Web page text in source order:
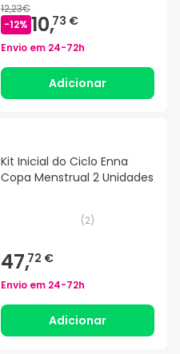
12,23€
-12% 10,73 €
Envio em 24-72h
Adicionar
Kit Inicial do Ciclo Enna
Copa Menstrual 2 Unidades
(2)
47,72 €
Envio em 24-72h
Adicionar